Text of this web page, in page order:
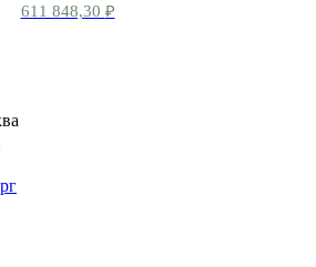
611 848,30 ₽